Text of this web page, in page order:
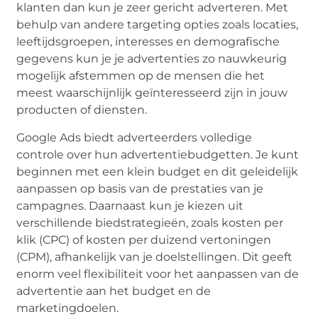
klanten dan kun je zeer gericht adverteren. Met
behulp van andere targeting opties zoals locaties,
leeftijdsgroepen, interesses en demografische
gegevens kun je je advertenties zo nauwkeurig
mogelijk afstemmen op de mensen die het
meest waarschijnlijk geïnteresseerd zijn in jouw
producten of diensten.
Google Ads biedt adverteerders volledige
controle over hun advertentiebudgetten. Je kunt
beginnen met een klein budget en dit geleidelijk
aanpassen op basis van de prestaties van je
campagnes. Daarnaast kun je kiezen uit
verschillende biedstrategieën, zoals kosten per
klik (CPC) of kosten per duizend vertoningen
(CPM), afhankelijk van je doelstellingen. Dit geeft
enorm veel flexibiliteit voor het aanpassen van de
advertentie aan het budget en de
marketingdoelen.